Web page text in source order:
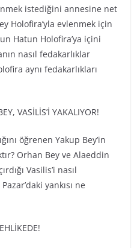
istediğini annesine net
Holofira’yla evlenmek için
Hatun Holofira’ya içini
nasıl fedakarlıklar
aynı fedakarlıkları
VASİLİS’İ YAKALIYOR!
öğrenen Yakup Bey’in
Orhan Bey ve Alaeddin
Vasilis’i nasıl
yankısı ne